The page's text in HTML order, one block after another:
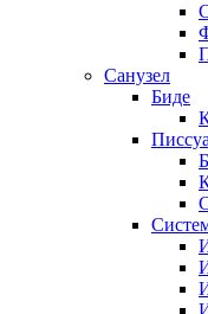
Санузел
Биде